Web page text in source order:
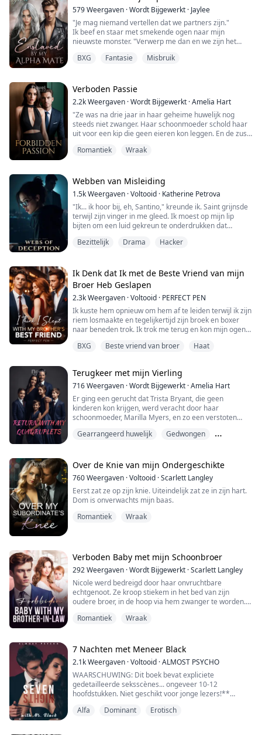
579Weergaven ·Wordt Bijgewerkt · Jaylee
"Je mag niemand vertellen dat we partners zijn."
Ik beef en staar met smekende ogen naar mijn
nieuwste monster. "Verwerp me dan en we zijn het
"Als ik dat doe, kan ik je net zo goed laten executeren."
vloeibaar goud terwijl hij me bestudeert. "Nee. Ik ga je
niet je ontsnapping geven."
"Dan verwerp ik jou!" zeg ik, terwijl woede i...
BXG Fantasie Misbruik
Verboden Passie
2.2kWeergaven ·Wordt Bijgewerkt ·Amelia Hart
"Ze was na drie jaar in haar geheime huwelijk nog
steeds niet zwanger. Haar schoonmoeder schold haar
uit voor een kip die geen eieren kon leggen. En de zus
Ze dacht dat haar man tenminste aan haar kant zou
terug!' Na de scheiding zag Theodore zijn ex...
Romantiek Wraak
Webben van Misleiding
1.5kWeergaven ·Voltooid · Katherine Petrova
"Ik... ik hoor bij, eh, Santino," kreunde ik. Saint grijnsde
terwijl zijn vinger in me gleed. Ik moest op mijn lip
bijten om een luid gekreun te onderdrukken dat
Langzaam haalde hij zijn hand weg van mijn kutje. Ik
Hij draaide zich om naar de mannen die geschokt
toekeken, stak zijn twe...
Bezittelijk Drama Hacker
Ik Denk dat Ik met de Beste Vriend van mijn
Broer Heb Geslapen
2.3kWeergaven ·Voltooid · PERFECT PEN
Ik kuste hem opnieuw om hem af te leiden terwijl ik zijn
riem losmaakte en tegelijkertijd zijn broek en boxer
naar beneden trok. Ik trok me terug en kon mijn ogen
niet zó groot, en ik ben er vrij zeker van dat hij merkte
gemaakt?" Hij glimlachte en keek me recht in de oge...
BXG Beste vriend van broer Haat
Terugkeer met mijn Vierling
716Weergaven ·Wordt Bijgewerkt ·Amelia Hart
Er ging een gerucht dat Trista Bryant, die geen
kinderen kon krijgen, werd veracht door haar
schoonmoeder, Marilla Myers, en zo een verstoten
keerde Trista terug met haar kinderen, tot verbazing
Een toeschouwer vroeg: "Waarom zien deze twee
kinderen er zo bekend uit?"
Een andere toeschouwer zei: "Ze zijn uitzonderlijk knap
en inte...
Gearrangeerd huwelijk
Gedwongen
Over de Knie van mijn Ondergeschikte
760Weergaven ·Voltooid ·Scarlett Langley
Eerst zat ze op zijn knie. Uiteindelijk zat ze in zijn hart.
Dom is onverwachts mijn baas.
Romantiek
Wraak
Verboden Baby met mijn Schoonbroer
292Weergaven ·Wordt Bijgewerkt ·Scarlett Langley
Nicole werd bedreigd door haar onvruchtbare
echtgenoot. Ze kroop stiekem in het bed van zijn
oudere broer, in de hoop via hem zwanger te worden.
doen en ze overwoog om op te geven en weg te
zware lichaam drukte haar naar beneden en zijn hete
ad...
Romantiek Wraak
7 Nachten met Meneer Black
2.1kWeergaven ·Voltooid ·ALMOST PSYCHO
WAARSCHUWING: Dit boek bevat expliciete
gedetailleerde seksscènes... ongeveer 10-12
hoofdstukken. Niet geschikt voor jonge lezers!**
"Wat ben je aan het doen?" Dakota grijpt mijn polsen
Alfa Dominant Erotisch